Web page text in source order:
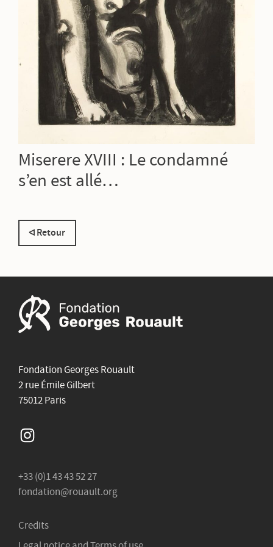
Miserere XVIII : Le condamné
s’en est allé…
Retour
Fondation Georges Rouault
2 rue Émile Gilbert
75012 Paris
Instagram
+33 (0)1 43 43 52 27
fondation@rouault.org
Credits